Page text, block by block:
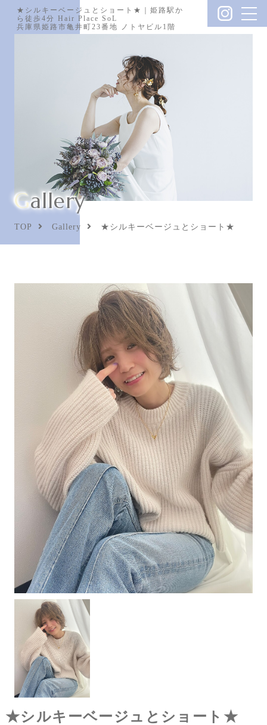
★シルキーベージュとショート★｜姫路駅か
ら徒歩4分 Hair Place SoL
兵庫県姫路市亀井町23番地 ノトヤビル1階
Gallery
TOP Gallery ★シルキーベージュとショート★
★シルキーベージュとショート★